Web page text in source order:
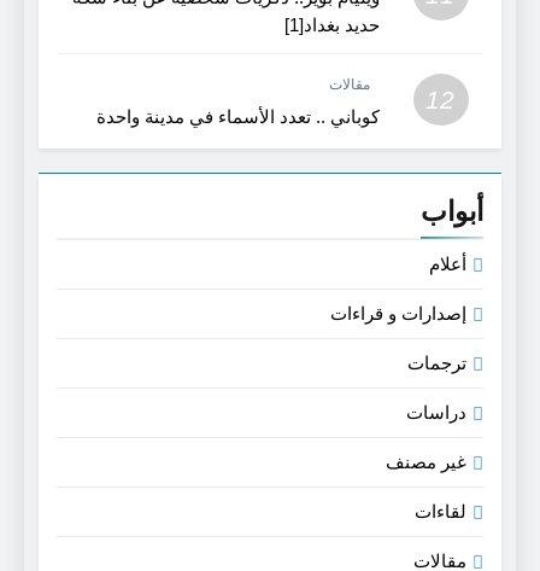
حديد بغداد[1]
12
مقالات
كوباني .. تعدد الأسماء في مدينة واحدة
أبواب
أعلام
إصدارات و قراءات
ترجمات
دراسات
غير مصنف
لقاءات
مقالات